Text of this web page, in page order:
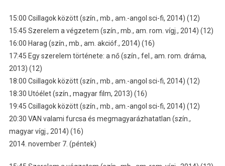
15:00 Csillagok között (szín., mb., am.-angol sci-fi, 2014) (12)
15:45 Szerelem a végzetem (szín., mb., am. rom. vígj., 2014) (12)
16:00 Harag (szín., mb., am. akcióf., 2014) (16)
17:45 Egy szerelem története: a nő (szín., fel., am. rom. dráma,
2013) (12)
18:00 Csillagok között (szín., mb., am.-angol sci-fi, 2014) (12)
18:30 Utóélet (szín., magyar film, 2013) (16)
19:45 Csillagok között (szín., mb., am.-angol sci-fi, 2014) (12)
20:30 VAN valami furcsa és megmagyarázhatatlan (szín.,
magyar vígj., 2014) (16)
2014. november 7. (péntek)